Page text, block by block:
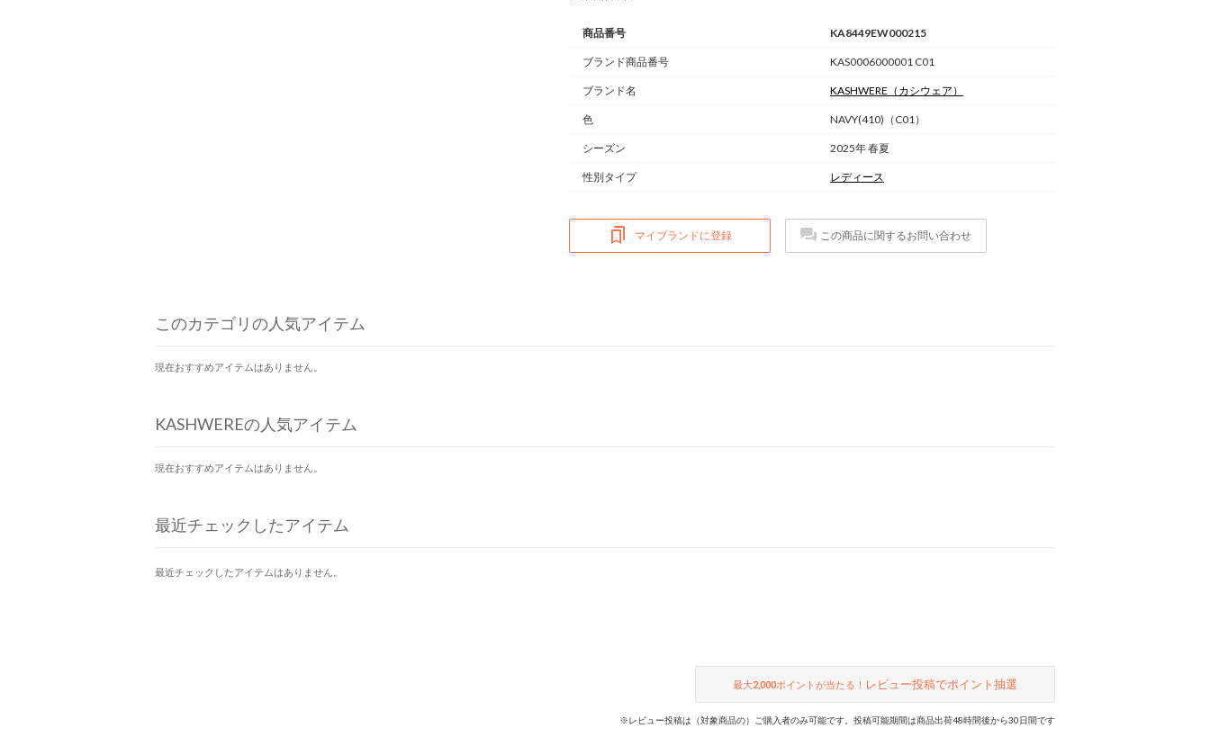
商品番号 KA8449EW000215
ブランド商品番号 KAS0006000001 C01
ブランド名 KASHWERE （カシウェア）
色 NAVY(410)（C01）
シーズン 2025年 春夏
性別タイプ レディース
マイブランドに登録 この商品に関するお問い合わせ
このカテゴリの人気アイテム
現在おすすめアイテムはありません。
KASHWEREの人気アイテム
現在おすすめアイテムはありません。
最近チェックしたアイテム
最近チェックしたアイテムはありません。
最大2,000ポイントが当たる！ レビュー投稿でポイント抽選
※レビュー投稿は（対象商品の）ご購入者のみ可能です。投稿可能期間は商品出荷48時間後から30日間です